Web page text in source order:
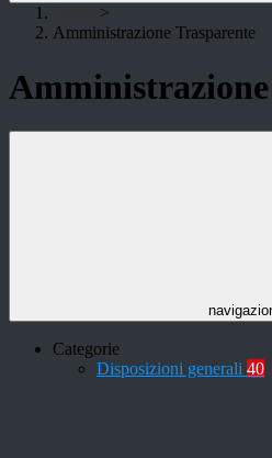
>
Amministrazione Trasparente
Categorie
Disposizioni generali 40